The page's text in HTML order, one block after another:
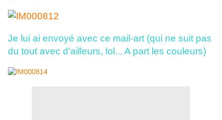
Je lui ai envoyé avec ce mail-art (qui ne suit pas
du tout avec d'ailleurs, lol... A part les couleurs)